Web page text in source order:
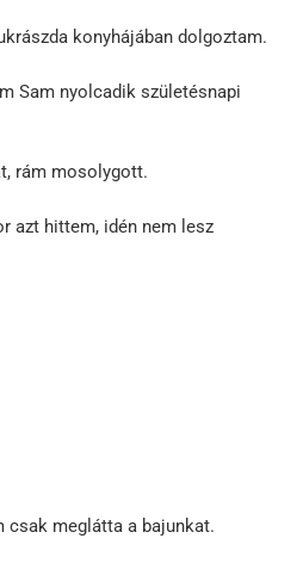
konyhájában dolgoztam.
Sam nyolcadik születésnapi
rám mosolygott.
azt hittem, idén nem lesz
csak meglátta a bajunkat.